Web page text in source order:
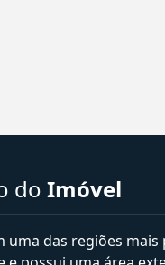
do Imóvel
uma das regiões